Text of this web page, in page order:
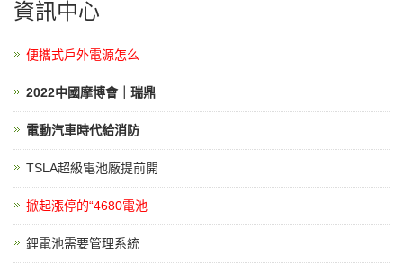
資訊中心
便攜式戶外電源怎么
2022中國摩博會｜瑞鼎
電動汽車時代給消防
TSLA超級電池廠提前開
掀起漲停的“4680電池
鋰電池需要管理系統